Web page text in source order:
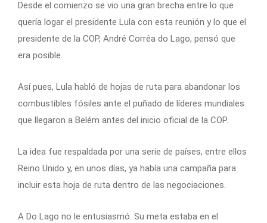
Desde el comienzo se vio una gran brecha entre lo que
quería logar el presidente Lula con esta reunión y lo que el
presidente de la COP, André Corrêa do Lago, pensó que
era posible.
Así pues, Lula habló de hojas de ruta para abandonar los
combustibles fósiles ante el puñado de líderes mundiales
que llegaron a Belém antes del inicio oficial de la COP.
La idea fue respaldada por una serie de países, entre ellos
Reino Unido y, en unos días, ya había una campaña para
incluir esta hoja de ruta dentro de las negociaciones.
A Do Lago no le entusiasmó. Su meta estaba en el